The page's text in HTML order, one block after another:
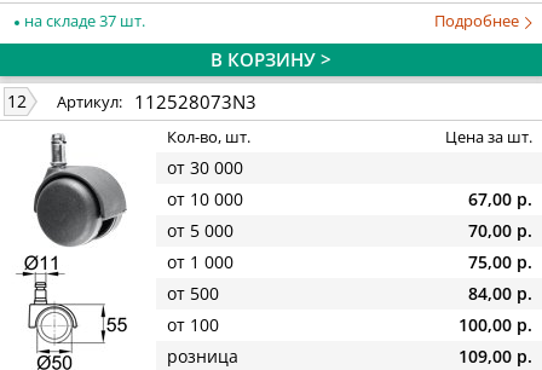
на складе 37 шт. Подробнее
В КОРЗИНУ >
12 Артикул: 112528073N3
Кол-во, шт. Цена за шт.
от 30 000
от 10 000
67,00 р.
от 5 000
70,00 р.
от 1 000
75,00 р.
от 500
84,00 р.
от 100
100,00 р.
розница
109,00 р.